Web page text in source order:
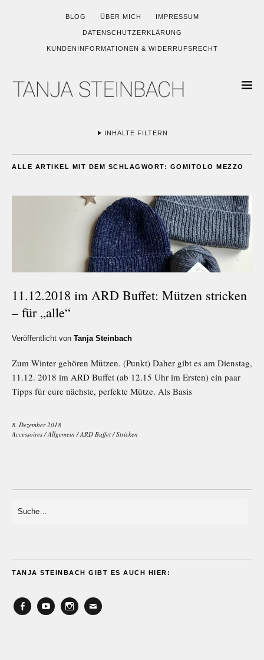
BLOG ÜBER MICH IMPRESSUM
DATENSCHUTZERKLÄRUNG
KUNDENINFORMATIONEN & WIDERRUFSRECHT
INHALTE FILTERN
ALLE ARTIKEL MIT DEM SCHLAGWORT: GOMITOLO MEZZO
11.12.2018 im ARD Buffet: Mützen stricken
– für „alle“
Veröffentlicht von Tanja Steinbach
Zum Winter gehören Mützen. (Punkt) Daher gibt es am Dienstag,
11.12. 2018 im ARD Buffet (ab 12.15 Uhr im Ersten) ein paar
Tipps für eure nächste, perfekte Mütze. Als Basis
8. Dezember 2018
Accessoires /Allgemein /ARD Buffet /Stricken
TANJA STEINBACH GIBT ES AUCH HIER: